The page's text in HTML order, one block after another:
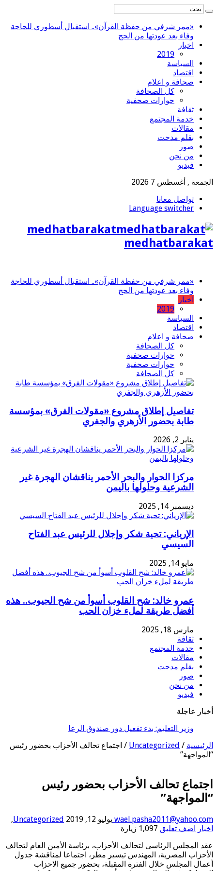
«ممر شرفي من حفظة القرآن».. استقبال أسطوري للحاجة
وفاء بعد عودتها من الحج
اخبار
2019
السياسة
اقتصاد
صحافة و اعلام
كل الصحافة
حوارات صحفية
ثقافة
خدمة المجتمع
مقالات
بقلم مدحت
صور
من نحن
فيديو
الجمعة , أغسطس 7 2026
تواصل معانا
Language switcher
medhatbarakat
medhatbarakat
«ممر شرفي من حفظة القرآن».. استقبال أسطوري للحاجة
وفاء بعد عودتها من الحج
اخبار
2019
السياسة
اقتصاد
صحافة و اعلام
كل الصحافة
حوارات صحفية
حوارات صحفية
كل الصحافة
تفاصيل إطلاق مشروع «مقولات الفرق» بمؤسسة
طابة بحضور الأزهري والجفري
يناير 2, 2026
مركزا الحوار والبحر الأحمر يناقشان الهجرة غير
الشرعية وحلولها باليمن
ديسمبر 14, 2025
الإرياني: تحية شكر وإجلال للرئيس عبد الفتاح
السيسي
مايو 14, 2025
عمرو خالد: شح القلوب أسوأ من شح الجيوب.. هذه
أفضل طريقة لملء خزان الحب
مارس 18, 2025
ثقافة
خدمة المجتمع
مقالات
بقلم مدحت
صور
من نحن
فيديو
أخبار عاجلة
وزير التعليم: بدء تفعيل دور صندوق الرعاية الاجتم
الرئيسية /
Uncategorized
/ اجتماع تحالف الأحزاب بحضور رئيس
“المواجهة”
اجتماع تحالف الأحزاب بحضور رئيس
“المواجهة”
wael.pasha2011@yahoo.com يوليو 12, 2019 Uncategorized
,
اخبار
اضف تعليق 1,097 زيارة
عقد المجلس الرئاسى لتحالف الأحزاب، برئاسة الأمين العام لتحالف
الأحزاب المصرية، المهندس تيسير مطر، اجتماعا لمناقشة جدول
أعمال المجلس خلال الفترة المقبلة، بحضور جميع الاحزاب